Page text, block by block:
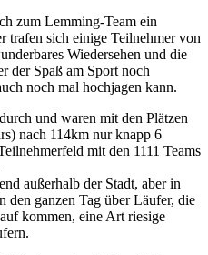
zum Lemming-Team ein
trafen sich einige Teilnehmer von
Wiedersehen und die
der Spaß am Sport noch
noch mal hochjagen kann.
und waren mit den Plätzen
nach 114km nur knapp 6
mit den 1111 Teams
außerhalb der Stadt, aber in
den ganzen Tag über Läufer, die
kommen, eine Art riesige